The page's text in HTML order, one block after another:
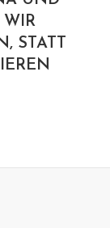
WIR
STATT